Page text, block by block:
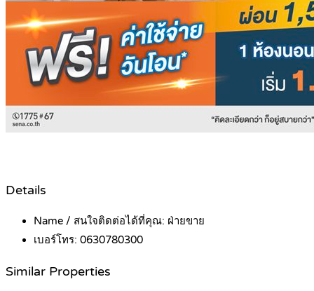
Details
Name / สนใจติดต่อได้ที่คุณ: ฝ่ายขาย
เบอร์โทร: 0630780300
Similar Properties